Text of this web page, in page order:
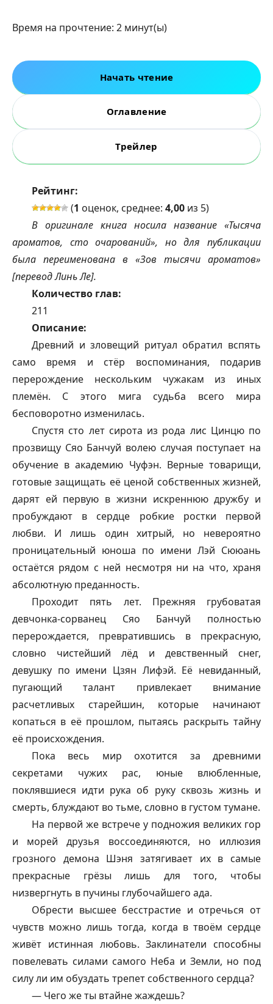
Время на прочтение: 2 минут(ы)
Начать чтение
Оглавление
Трейлер
Рейтинг:
(1 оценок, среднее: 4,00 из 5)
В оригинале книга носила название «Тысяча
ароматов, сто очарований», но для публикации
была переименована в «Зов тысячи ароматов»
[перевод Линь Ле].
Количество глав:
211
Описание:
Древний и зловещий ритуал обратил вспять
само время и стёр воспоминания, подарив
перерождение нескольким чужакам из иных
племён. С этого мига судьба всего мира
бесповоротно изменилась.
Спустя сто лет сирота из рода лис Цинцю по
прозвищу Сяо Банчуй волею случая поступает на
обучение в академию Чуфэн. Верные товарищи,
готовые защищать её ценой собственных жизней,
дарят ей первую в жизни искреннюю дружбу и
пробуждают в сердце робкие ростки первой
любви. И лишь один хитрый, но невероятно
проницательный юноша по имени Лэй Сююань
остаётся рядом с ней несмотря ни на что, храня
абсолютную преданность.
Проходит пять лет. Прежняя грубоватая
девчонка-сорванец Сяо Банчуй полностью
перерождается, превратившись в прекрасную,
словно чистейший лёд и девственный снег,
девушку по имени Цзян Лифэй. Её невиданный,
пугающий талант привлекает внимание
расчетливых старейшин, которые начинают
копаться в её прошлом, пытаясь раскрыть тайну
её происхождения.
Пока весь мир охотится за древними
секретами чужих рас, юные влюбленные,
поклявшиеся идти рука об руку сквозь жизнь и
смерть, блуждают во тьме, словно в густом тумане.
На первой же встрече у подножия великих гор
и морей друзья воссоединяются, но иллюзия
грозного демона Шэня затягивает их в самые
прекрасные грёзы лишь для того, чтобы
низвергнуть в пучины глубочайшего ада.
Обрести высшее бесстрастие и отречься от
чувств можно лишь тогда, когда в твоём сердце
живёт истинная любовь. Заклинатели способны
повелевать силами самого Неба и Земли, но под
силу ли им обуздать трепет собственного сердца?
— Чего же ты втайне жаждешь?